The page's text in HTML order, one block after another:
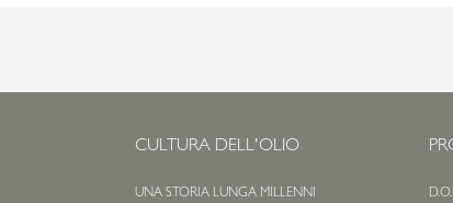
CULTURA DELL'OLIO
UNA STORIA LUNGA MILLENNI